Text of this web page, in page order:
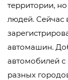
территории,
людей. Сейчас
автомашин.
автомобилей
разных